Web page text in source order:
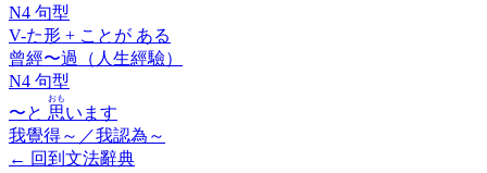
N4 句型
V-た形 + ことが ある
曾經〜過（人生經驗）
N4 句型
〜と 思
おも
います
我覺得～／我認為～
← 回到文法辭典